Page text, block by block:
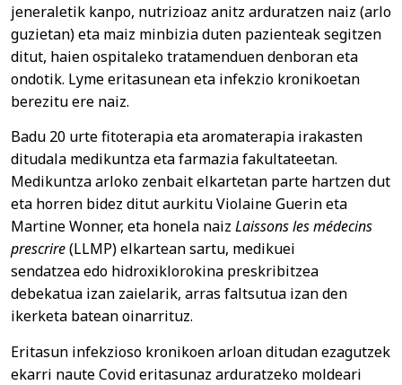
jeneraletik kanpo, nutrizioaz anitz arduratzen naiz (arlo
guzietan) eta maiz minbizia duten pazienteak segitzen
ditut, haien ospitaleko tratamenduen denboran eta
ondotik. Lyme eritasunean eta infekzio kronikoetan
berezitu ere naiz.
Badu 20 urte fitoterapia eta aromaterapia irakasten
ditudala medikuntza eta farmazia fakultateetan.
Medikuntza arloko zenbait elkartetan parte hartzen dut
eta horren bidez ditut aurkitu Violaine Guerin eta
Martine Wonner, eta honela naiz Laissons les médecins
prescrire(LLMP) elkartean sartu, medikuei
sendatzea edo hidroxiklorokina preskribitzea
debekatua izan zaielarik, arras faltsutua izan den
ikerketa batean oinarrituz.
Eritasun infekzioso kronikoen arloan ditudan ezagutzek
ekarri naute Covid eritasunaz arduratzeko moldeari